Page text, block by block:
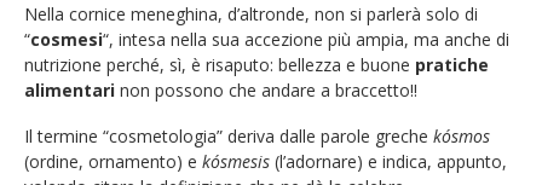
Nella cornice meneghina, d’altronde, non si parlerà solo di
“cosmesi“, intesa nella sua accezione più ampia, ma anche di
nutrizione perché, sì, è risaputo: bellezza e buone pratiche
alimentari non possono che andare a braccetto!!
Il termine “cosmetologia” deriva dalle parole greche kósmos
(ordine, ornamento) e kósmesis (l’adornare) e indica, appunto,